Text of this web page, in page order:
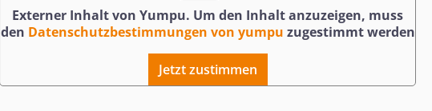
Externer Inhalt von Yumpu. Um den Inhalt anzuzeigen, muss
den Datenschutzbestimmungen von yumpu zugestimmt werden
Jetzt zustimmen